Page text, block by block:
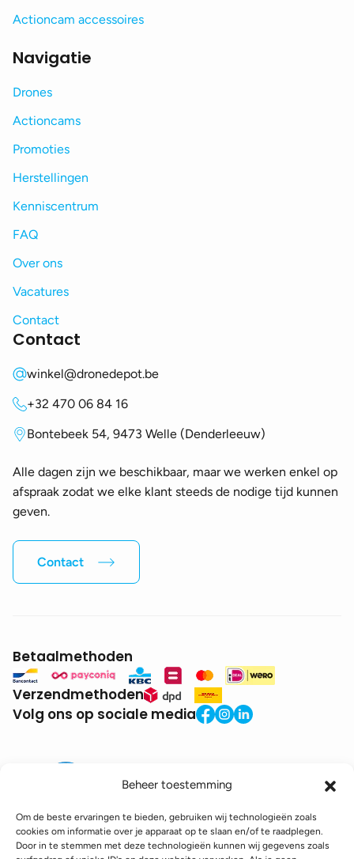
Beheer toestemming
Om de beste ervaringen te bieden, gebruiken wij technologieën zoals
cookies om informatie over je apparaat op te slaan en/of te raadplegen.
Door in te stemmen met deze technologieën kunnen wij gegevens zoals
Actioncam accessoires
Navigatie
Drones
Actioncams
Promoties
Herstellingen
Kenniscentrum
FAQ
Over ons
Vacatures
Contact
Contact
winkel@dronedepot.be
+32 470 06 84 16
Bontebeek 54, 9473 Welle (Denderleeuw)
Alle dagen zijn we beschikbaar, maar we werken enkel op
afspraak zodat we elke klant steeds de nodige tijd kunnen
geven.
Contact
Betaalmethoden
Verzendmethoden
Volg ons op sociale media
BTW: BE0771.941.935